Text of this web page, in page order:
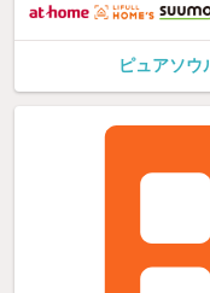
ピュアソウ